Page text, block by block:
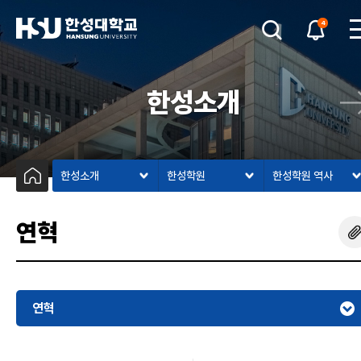
4
한성소개
한성소개 한성학원 한성학원 역사
연혁
연혁